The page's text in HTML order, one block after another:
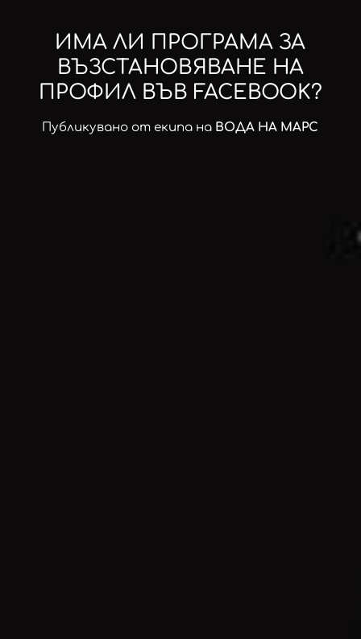
ИМА ЛИ ПРОГРАМА ЗА
ВЪЗСТАНОВЯВАНЕ НА
ПРОФИЛ ВЪВ FACEBOOK?
Публикувано от екипа на ВОДА НА МАРС